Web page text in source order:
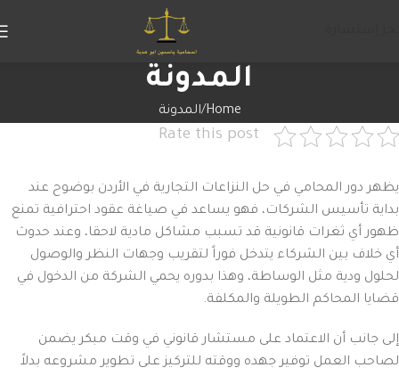
المدونة
Home المدونة
Rate this post
يظهر دور المحامي في حل النزاعات التجارية في الأردن بوضوح عند
بداية تأسيس الشركات، فهو يساعد في صياغة عقود احترافية تمنع
ظهور أي ثغرات قانونية قد تسبب مشاكل مادية لاحقا، وعند حدوث
أي خلاف بين الشركاء يتدخل فوراً لتقريب وجهات النظر والوصول
لحلول ودية مثل الوساطة، وهذا بدوره يحمي الشركة من الدخول في
قضايا المحاكم الطويلة والمكلفة.
إلى جانب أن الاعتماد على مستشار قانوني في وقت مبكر يضمن
لصاحب العمل توفير جهده ووقته للتركيز على تطوير مشروعه بدلاً